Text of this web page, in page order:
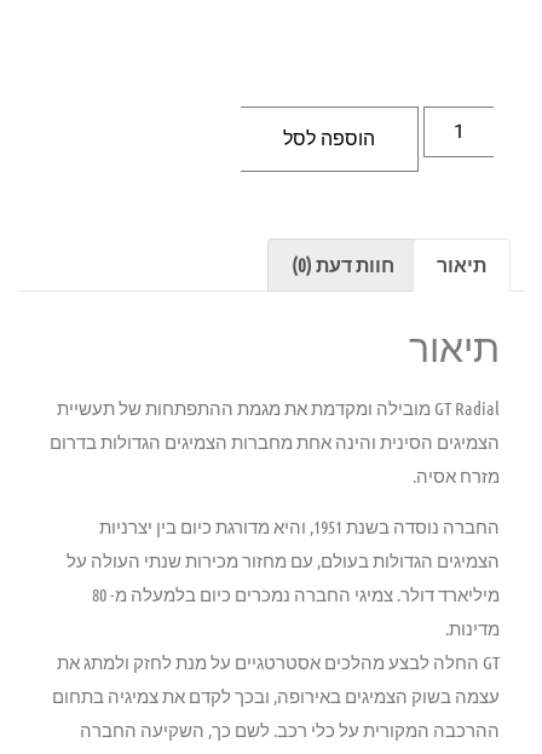
הוספה לסל
תיאור חוות דעת (0)
תיאור
GT Radial מובילה ומקדמת את מגמת ההתפתחות של תעשיית
הצמיגים הסינית והינה אחת מחברות הצמיגים הגדולות בדרום
מזרח אסיה.
החברה נוסדה בשנת 1951, והיא מדורגת כיום בין יצרניות
הצמיגים הגדולות בעולם, עם מחזור מכירות שנתי העולה על
מיליארד דולר. צמיגי החברה נמכרים כיום בלמעלה מ- 80
מדינות.
GT החלה לבצע מהלכים אסטרטגיים על מנת לחזק ולמתג את
עצמה בשוק הצמיגים באירופה, ובכך לקדם את צמיגיה בתחום
ההרכבה המקורית על כלי רכב. לשם כך, השקיעה החברה